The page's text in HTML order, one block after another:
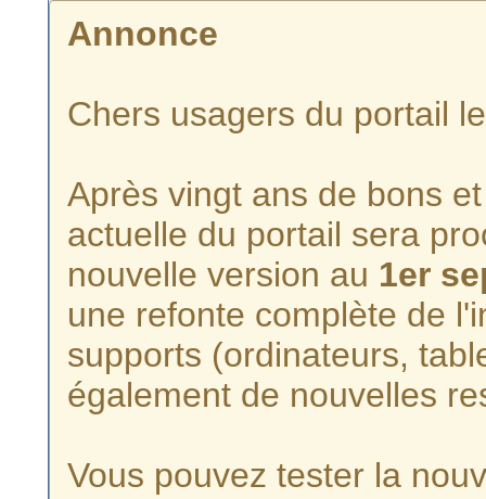
Annonce
Chers usagers du portail
Après vingt ans de bons
actuelle du portail sera
nouvelle version au 1er
une refonte complète de
supports (ordinateurs,
également de nouvelles
Vous pouvez tester la